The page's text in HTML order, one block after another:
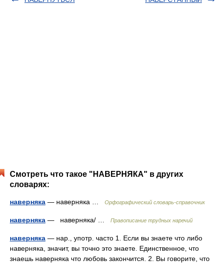
Смотреть что такое "НАВЕРНЯКА" в других
словарях:
наверняка — наверняка … Орфографический словарь-справочник
наверняка — наверняка/ … Правописание трудных наречий
наверняка — нар., употр. часто 1. Если вы знаете что либо
наверняка, значит, вы точно это знаете. Единственное, что
знаешь наверняка что любовь закончится. 2. Вы говорите, что